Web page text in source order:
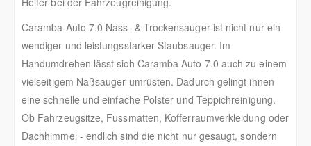
Caramba Auto 7.0 Nass- & Trockensauger ist nicht nur ein
wendiger und leistungsstarker Staubsauger. Im
Handumdrehen lässt sich Caramba Auto 7.0 auch zu einem
vielseitigem Naßsauger umrüsten. Dadurch gelingt ihnen
eine schnelle und einfache Polster und Teppichreinigung.
Ob Fahrzeugsitze, Fussmatten, Kofferraumverkleidung oder
Dachhimmel - endlich sind die nicht nur gesaugt, sondern